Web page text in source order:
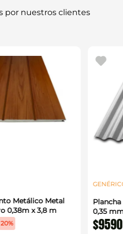
Broca profesional para
por nuestros clientes
Metálico Metal
0,38m x 3,8 m
20%
0,35
$9590